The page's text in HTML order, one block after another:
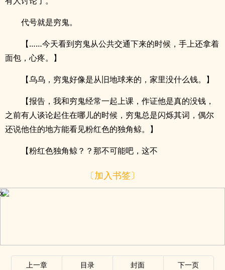
代号就是穷鬼。
【……今天看到穷鬼从公共交通下来的时候，手上还拿着
面包，心疼。】
【乌乌，穷鬼好像是从旧地球来的，家里没什么钱。】
【报告，我和穷鬼经常一起上课，作证他是真的没钱，
之前有人谈论起住在哪儿的时候，穷鬼总是闪烁其词，偶尔
还说他住的地方能看见粉红色的独角鲸。】
【粉红色独角鲸？？那不可能吧，这不
〔加入书签〕
x
上一章 目录 封面 下一页